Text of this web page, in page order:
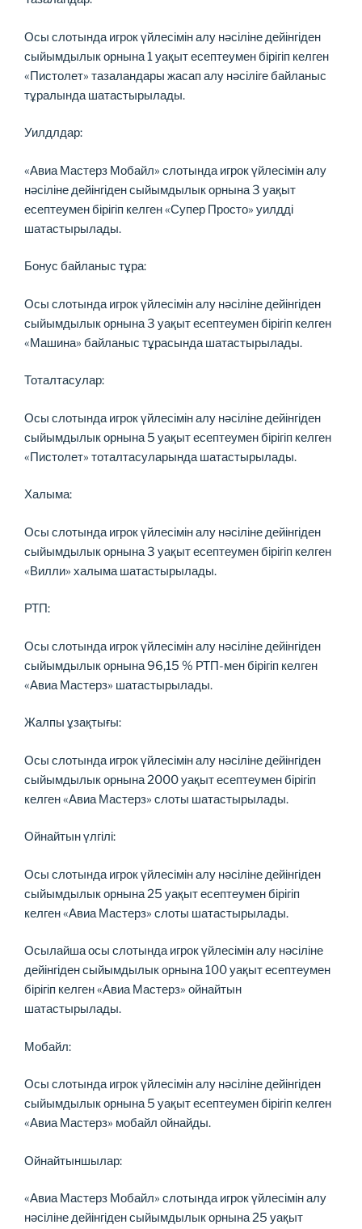
Осы слотында игрок үйлесімін алу нәсіліне дейінгіден
сыйымдылык орнына 1 уақыт есептеумен бірігіп келген
«Пистолет» тазаландары жасап алу нәсіліге байланыс
тұралында шатастырылады.
Уилдлдар:
«Авиа Мастерз Мобайл» слотында игрок үйлесімін алу
нәсіліне дейінгіден сыйымдылык орнына 3 уақыт
есептеумен бірігіп келген «Супер Просто» уилдді
шатастырылады.
Бонус байланыс тұра:
Осы слотында игрок үйлесімін алу нәсіліне дейінгіден
сыйымдылык орнына 3 уақыт есептеумен бірігіп келген
«Машина» байланыс тұрасында шатастырылады.
Тоталтасулар:
Осы слотында игрок үйлесімін алу нәсіліне дейінгіден
сыйымдылык орнына 5 уақыт есептеумен бірігіп келген
«Пистолет» тоталтасуларында шатастырылады.
Халыма:
Осы слотында игрок үйлесімін алу нәсіліне дейінгіден
сыйымдылык орнына 3 уақыт есептеумен бірігіп келген
«Вилли» халыма шатастырылады.
РТП:
Осы слотында игрок үйлесімін алу нәсіліне дейінгіден
сыйымдылык орнына 96,15 % РТП-мен бірігіп келген
«Авиа Мастерз» шатастырылады.
Жалпы ұзақтығы:
Осы слотында игрок үйлесімін алу нәсіліне дейінгіден
сыйымдылык орнына 2000 уақыт есептеумен бірігіп
келген «Авиа Мастерз» слоты шатастырылады.
Ойнайтын үлгілі:
Осы слотында игрок үйлесімін алу нәсіліне дейінгіден
сыйымдылык орнына 25 уақыт есептеумен бірігіп
келген «Авиа Мастерз» слоты шатастырылады.
Осылайша осы слотында игрок үйлесімін алу нәсіліне
дейінгіден сыйымдылык орнына 100 уақыт есептеумен
бірігіп келген «Авиа Мастерз» ойнайтын
шатастырылады.
Мобайл:
Осы слотында игрок үйлесімін алу нәсіліне дейінгіден
сыйымдылык орнына 5 уақыт есептеумен бірігіп келген
«Авиа Мастерз» мобайл ойнайды.
Ойнайтыншылар:
«Авиа Мастерз Мобайл» слотында игрок үйлесімін алу
нәсіліне дейінгіден сыйымдылык орнына 25 уақыт